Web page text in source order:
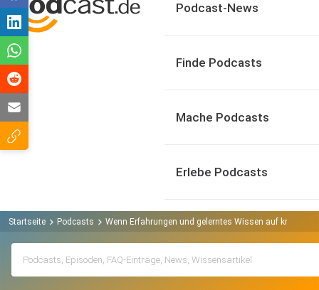
Podcast-News
Finde Podcasts
Mache Podcasts
Erlebe Podcasts
Startseite Podcasts Wenn Erfahrungen und gelerntes Wissen auf